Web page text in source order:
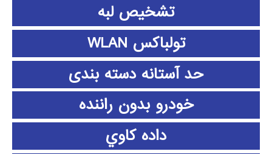
تشخیص لبه
تولباکس WLAN
حد آستانه دسته بندی
خودرو بدون راننده
داده كاوي